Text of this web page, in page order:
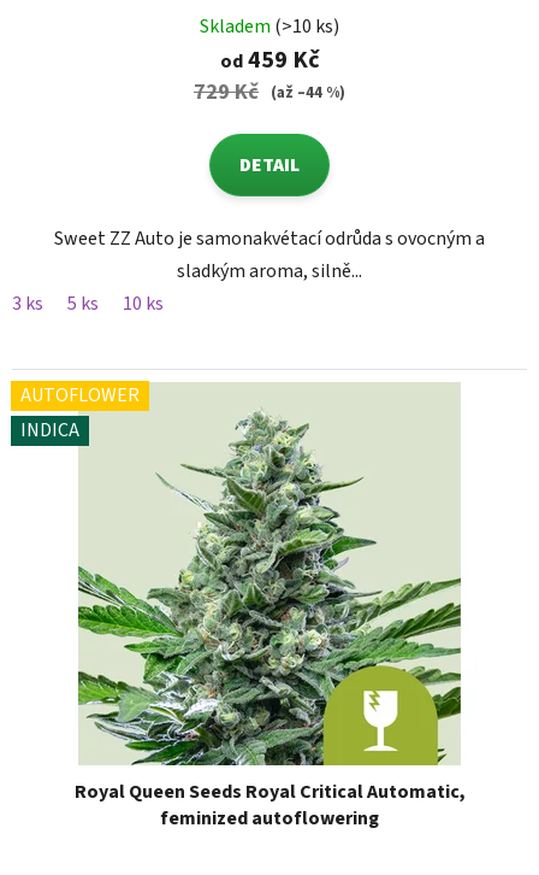
Skladem (>10 ks)
od459 Kč
729 Kč (až –44 %)
DETAIL
Sweet ZZ Auto je samonakvétací odrůda s ovocným a
sladkým aroma, silně...
3 ks
5 ks 10 ks
AUTOFLOWER
INDICA
Royal Queen Seeds Royal Critical Automatic,
feminized autoflowering